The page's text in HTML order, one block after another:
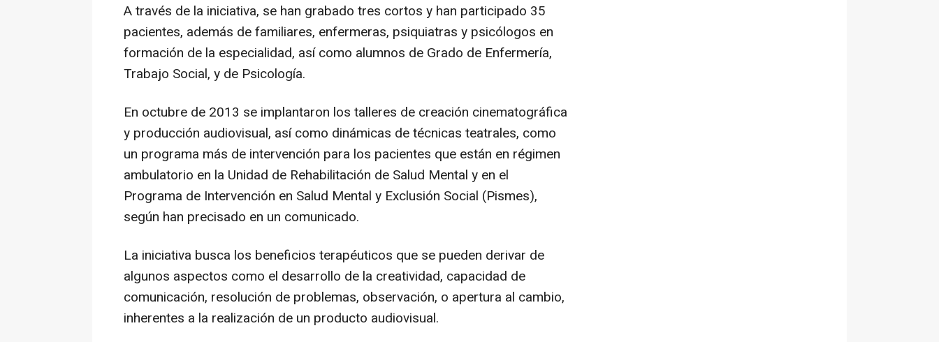
A través de la iniciativa, se han grabado tres cortos y han participado 35
pacientes, además de familiares, enfermeras, psiquiatras y psicólogos en
formación de la especialidad, así como alumnos de Grado de Enfermería,
Trabajo Social, y de Psicología.
En octubre de 2013 se implantaron los talleres de creación cinematográfica
y producción audiovisual, así como dinámicas de técnicas teatrales, como
un programa más de intervención para los pacientes que están en régimen
ambulatorio en la Unidad de Rehabilitación de Salud Mental y en el
Programa de Intervención en Salud Mental y Exclusión Social (Pismes),
según han precisado en un comunicado.
La iniciativa busca los beneficios terapéuticos que se pueden derivar de
algunos aspectos como el desarrollo de la creatividad, capacidad de
comunicación, resolución de problemas, observación, o apertura al cambio,
inherentes a la realización de un producto audiovisual.